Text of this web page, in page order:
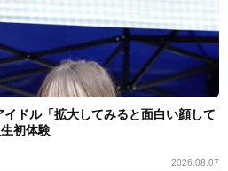
ドル「拡大してみると面白い顔して
初体験
2026.08.07